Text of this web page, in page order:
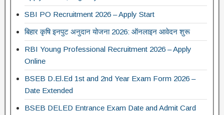
SBI PO Recruitment 2026 – Apply Start
बिहार कृषि इनपुट अनुदान योजना 2026: ऑनलाइन आवेदन शुरू
RBI Young Professional Recruitment 2026 – Apply
Online
BSEB D.El.Ed 1st and 2nd Year Exam Form 2026 –
Date Extended
BSEB DELED Entrance Exam Date and Admit Card